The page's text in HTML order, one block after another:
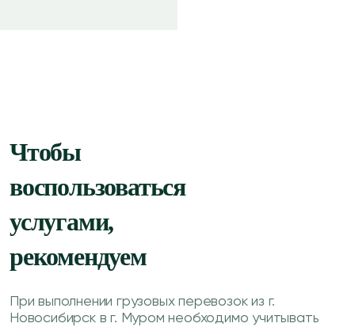
Чтобы
воспользоваться
услугами,
рекомендуем
При выполнении грузовых перевозок из г.
Новосибирск в г. Муром необходимо учитывать